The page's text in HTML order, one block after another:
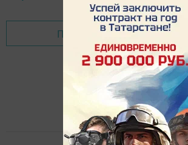
Перейти на страницу новости